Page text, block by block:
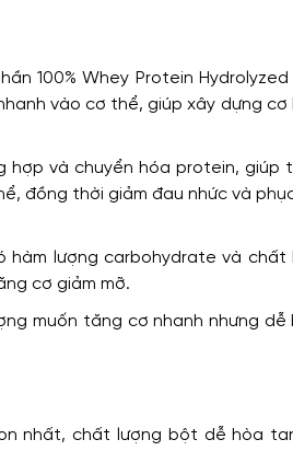
100% Whey Protein Hydrolyzed
vào cơ thể, giúp xây dựng cơ
hợp và chuyển hóa protein, giúp
đồng thời giảm đau nhức và
hàm lượng carbohydrate và chất
cơ giảm mỡ.
muốn tăng cơ nhanh nhưng dễ
nhất, chất lượng bột dễ hòa